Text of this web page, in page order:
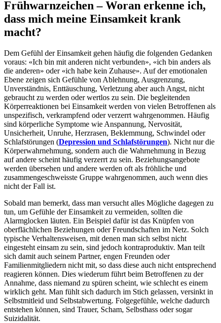
Frühwarnzeichen – Woran erkenne ich,
dass mich meine Einsamkeit krank
macht?
Dem Gefühl der Einsamkeit gehen häufig die folgenden Gedanken
voraus: «Ich bin mit anderen nicht verbunden», «ich bin anders als
die anderen» oder «ich habe kein Zuhause». Auf der emotionalen
Ebene zeigen sich Gefühle von Ablehnung, Ausgrenzung,
Unverständnis, Enttäuschung, Verletzung aber auch Angst, nicht
gebraucht zu werden oder wertlos zu sein. Die begleitenden
Körperreaktionen bei Einsamkeit werden von vielen Betroffenen als
unspezifisch, verkrampfend oder verzerrt wahrgenommen. Häufig
sind körperliche Symptome wie Anspannung, Nervosität,
Unsicherheit, Unruhe, Herzrasen, Beklemmung, Schwindel oder
Schlafstörungen (Depression und Schlafstörungen). Nicht nur die
Körperwahrnehmung, sondern auch die Wahrnehmung in Bezug
auf andere scheint häufig verzerrt zu sein. Beziehungsangebote
werden übersehen und andere werden oft als fröhliche und
zusammengeschweisste Gruppe wahrgenommen, auch wenn dies
nicht der Fall ist.
Sobald man bemerkt, dass man versucht alles Mögliche dagegen zu
tun, um Gefühle der Einsamkeit zu vermeiden, sollten die
Alarmglocken läuten. Ein Beispiel dafür ist das Knüpfen von
oberflächlichen Beziehungen oder Freundschaften im Netz. Solch
typische Verhaltensweisen, mit denen man sich selbst nicht
eingesteht einsam zu sein, sind jedoch kontraproduktiv. Man teilt
sich damit auch seinem Partner, engen Freunden oder
Familienmitgliedern nicht mit, so dass diese auch nicht entsprechend
reagieren können. Dies wiederum führt beim Betroffenen zu der
Annahme, dass niemand zu spüren scheint, wie schlecht es einem
wirklich geht. Man fühlt sich dadurch im Stich gelassen, versinkt in
Selbstmitleid und Selbstabwertung. Folgegefühle, welche dadurch
entstehen können, sind Trauer, Scham, Selbsthass oder sogar
Suizidalität.